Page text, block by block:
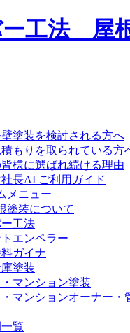
塗装を検討される方へ
もりを取られている方
様に選ばれ続ける理由
長AI ご利用ガイド
メニュー
塗装について
工法
エンペラー
ガイナ
塗装
マンション塗装
マンションオーナー・
覧